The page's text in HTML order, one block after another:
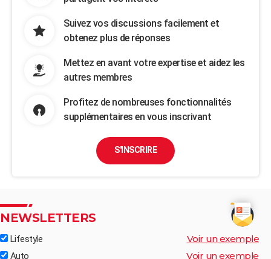
Suivez vos discussions facilement et
obtenez plus de réponses
Mettez en avant votre expertise et aidez les
autres membres
Profitez de nombreuses fonctionnalités
supplémentaires en vous inscrivant
S'INSCRIRE
NEWSLETTERS
Lifestyle Voir un exemple
Auto Voir un exemple